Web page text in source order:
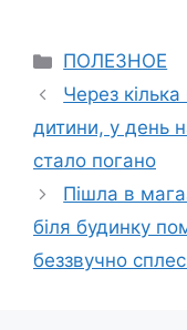
Categories
ПОЛЕЗНОЕ
Через
дитини, у день
стало погано
Пішла в
біля будинку
беззвучно